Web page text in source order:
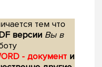
тем что
версии Вы в
- документ и